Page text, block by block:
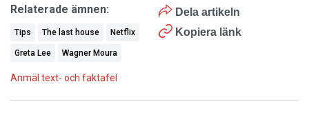
Dela artikeln
Kopiera länk
Relaterade ämnen:
Tips The last house Netflix
Greta Lee Wagner Moura
Anmäl text- och faktafel